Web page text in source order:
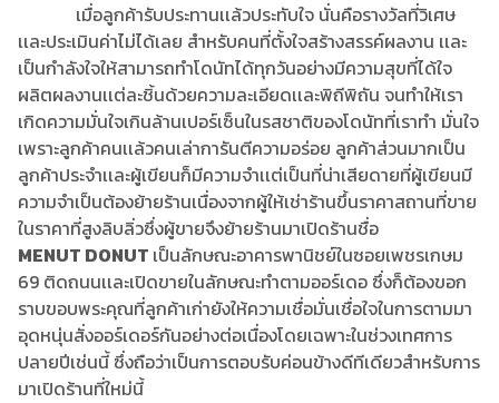
เมื่อลูกค้ารับประทานเเล้วประทับใจ นั่นคือรางวัลที่วิเศษ
เเละประเมินค่าไม่ได้เลย สำหรับคนที่ตั้งใจสร้างสรรค์ผลงาน เเละ
เป็นกำลังใจให้สามารถทำโดนัทได้ทุกวันอย่างมีความสุขที่ได้ใจ
ผลิตผลงานเเต่ละชิ้นด้วยความละเอียดเเละพิถีพิถัน จนทำให้เรา
เกิดความมั่นใจเกินล้านเปอร์เซ็นในรสชาติของโดนัทที่เราทำ มั่นใจ
เพราะลูกค้าคนเเล้วคนเล่าการันตีความอร่อย ลูกค้าส่วนมากเป็น
ลูกค้าประจำเเละผู้เขียนก็มีความจำเเต่เป็นที่น่าเสียดายที่ผู้เขียนมี
ความจำเป็นต้องย้ายร้านเนื่องจากผู้ให้เช่าร้านขึ้นราคาสถานที่ขาย
ในราคาที่สูงลิบลิ่วซึ่งผู้ขายจึงย้ายร้านมาเปิดร้านชื่อ
MENUT DONUT เป็นลักษณะอาคารพานิชย์ในซอยเพชรเกษม
69 ติดถนนเเละเปิดขายในลักษณะทำตามออร์เดอ ซึ่งก็ต้องขอก
ราบขอบพระคุณที่ลูกค้าเก่ายังให้ความเชื่อมั่นเชื่อใจในการตามมา
อุดหนุ่นสั่งออร์เดอร์กันอย่างต่อเนื่องโดยเฉพาะในช่วงเทศการ
ปลายปีเช่นนี้ ซึ่งถือว่าเป็นการตอบรับค่อนข้างดีทีเดียวสำหรับการ
มาเปิดร้านที่ใหม่นี้